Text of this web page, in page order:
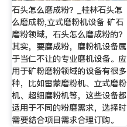
石头怎么磨成粉？_桂林石头怎
么磨成粉,立式磨粉机设备 矿石
磨粉领域，石头怎么磨成粉的？
其实，要磨成粉，磨粉机设备属
于当仁不让的专业磨机设备。应
用于矿粉磨粉领域的设备有很多
种，比如雷蒙磨粉机、立式磨粉
机、超细磨粉机等，这些设备都
适用于不同的粉磨需求，选择时
需要结合项目需求合理订购。